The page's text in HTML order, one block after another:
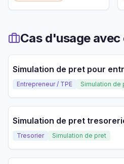
Cas d'usage
Simulation de pret pour
Entrepreneur / TPE Simulation de
Simulation de pret
Tresorier Simulation de pret